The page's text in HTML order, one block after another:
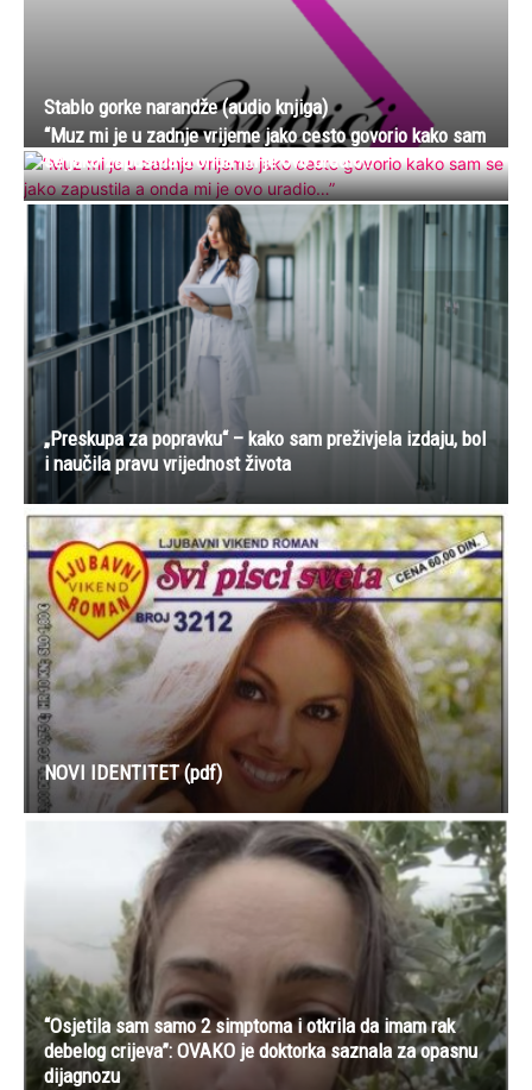
Stablo gorke narandže (audio knjiga)
“Muz mi je u zadnje vrijeme jako cesto govorio kako sam
se jako zapustila a onda mi je ovo uradio…”
„Preskupa za popravku“ – kako sam preživjela izdaju, bol
i naučila pravu vrijednost života
NOVI IDENTITET (pdf)
“Osjetila sam samo 2 simptoma i otkrila da imam rak
debelog crijeva”: OVAKO je doktorka saznala za opasnu
dijagnozu